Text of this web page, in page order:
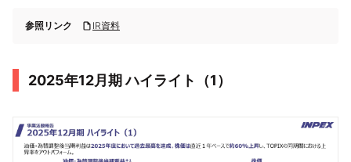
参照リンク IR資料
2025年12月期 ハイライト（1）